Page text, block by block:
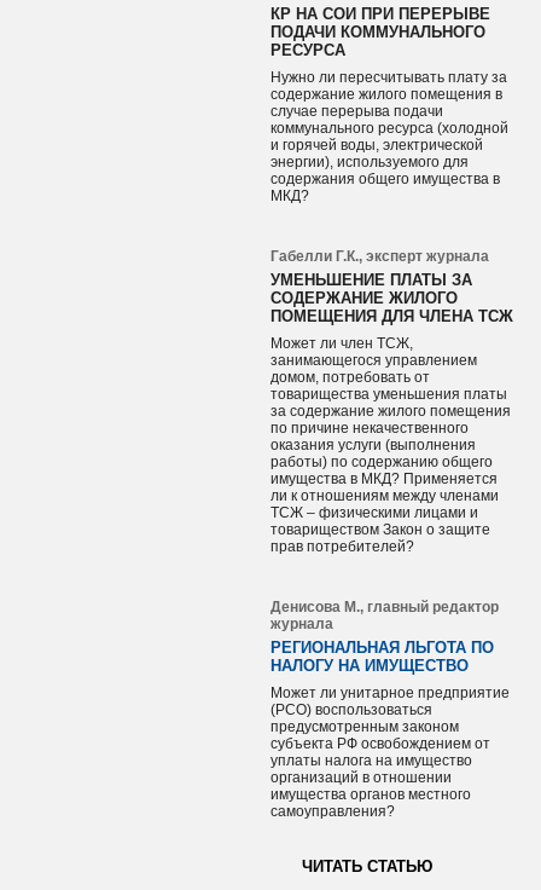
КР НА СОИ ПРИ ПЕРЕРЫВЕ
ПОДАЧИ КОММУНАЛЬНОГО
РЕСУРСА
Нужно ли пересчитывать плату за
содержание жилого помещения в
случае перерыва подачи
коммунального ресурса (холодной
и горячей воды, электрической
энергии), используемого для
содержания общего имущества в
МКД?
Габелли Г.К., эксперт журнала
УМЕНЬШЕНИЕ ПЛАТЫ ЗА
СОДЕРЖАНИЕ ЖИЛОГО
ПОМЕЩЕНИЯ ДЛЯ ЧЛЕНА ТСЖ
Может ли член ТСЖ,
занимающегося управлением
домом, потребовать от
товарищества уменьшения платы
за содержание жилого помещения
по причине некачественного
оказания услуги (выполнения
работы) по содержанию общего
имущества в МКД? Применяется
ли к отношениям между членами
ТСЖ – физическими лицами и
товариществом Закон о защите
прав потребителей?
Денисова М., главный редактор
журнала
РЕГИОНАЛЬНАЯ ЛЬГОТА ПО
НАЛОГУ НА ИМУЩЕСТВО
Может ли унитарное предприятие
(РСО) воспользоваться
предусмотренным законом
субъекта РФ освобождением от
уплаты налога на имущество
организаций в отношении
имущества органов местного
самоуправления?
ЧИТАТЬ СТАТЬЮ